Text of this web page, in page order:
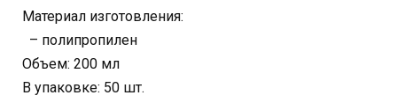
Материал изготовления:
– полипропилен
Объем: 200 мл
В упаковке: 50 шт.